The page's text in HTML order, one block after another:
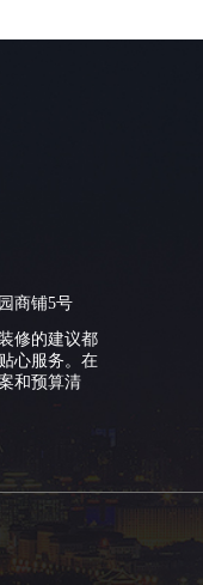
商铺5号
修的建议都
心服务。在
和预算清